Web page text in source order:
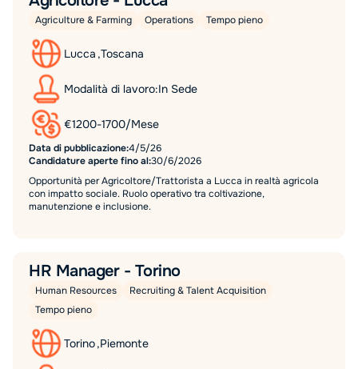
Agriculture & Farming Operations Tempo pieno
Lucca ,Toscana
Modalità di lavoro:In Sede
€1200-1700/Mese
Data di pubblicazione:4/5/26
Candidature aperte fino al:30/6/2026
Opportunità per Agricoltore/Trattorista a Lucca in realtà agricola
con impatto sociale. Ruolo operativo tra coltivazione,
manutenzione e inclusione.
HR Manager - Torino
Human Resources
Recruiting & Talent Acquisition
Tempo pieno
Torino,Piemonte